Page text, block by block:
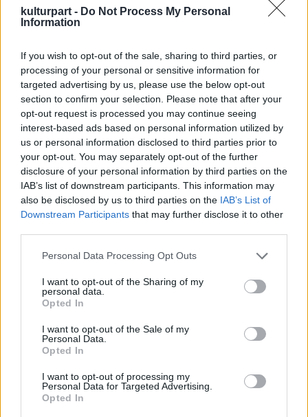
kulturpart - Do Not Process My Personal
Information
If you wish to opt-out of the sale, sharing to third parties, or
processing of your personal or sensitive information for
targeted advertising by us, please use the below opt-out
section to confirm your selection. Please note that after your
opt-out request is processed you may continue seeing
interest-based ads based on personal information utilized by
us or personal information disclosed to third parties prior to
your opt-out. You may separately opt-out of the further
disclosure of your personal information by third parties on the
IAB’s list of downstream participants. This information may
also be disclosed by us to third parties on the IAB’s List of
Downstream Participants that may further disclose it to other
Please note that this website/app uses one or more Google
not limited to your visit or usage behaviour. You may click to
grant or deny consent to Google and its third-party tags to
use your data for below specified purposes in below Google
consent section.
Personal Data Processing Opt Outs
I want to opt-out of the Sharing of my
personal data.
Opted In
I want to opt-out of the Sale of my
Personal Data.
Opted In
I want to opt-out of processing my
Personal Data for Targeted Advertising.
Opted In
városközpontban, az Ady Endre Gimnázium
szomszédságában kap helyet - írja a Krónika
A művész elképzelése szerint az irodalmi
alakok között egy üres szék is lesz a
kompozícióban, amelyre bárki leülhet majd,
és a váradi irodalmi élet, egyben a magyar
irodalom nagyságaival - legalábbis
bronzalakjaikkal - közös fotót is készíthet.
A Holnap Irodalmi Társaság 1908-ban alakult
meg Nagyváradon. Alapítói Ady Endre, Babits
Mihály, Balázs Béla, Dutka Ákos, Emőd
Tamás, Juhász Gyula és Miklós Jutka voltak. A
társaság két irodalmi antológiát jelentetett
meg, 1908-ban, illetve 1909-ben.
Forrás:MTI